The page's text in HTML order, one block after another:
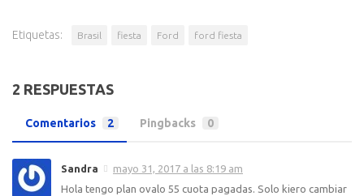
Etiquetas: Brasil fiesta Ford ford fiesta
2 RESPUESTAS
Comentarios 2 Pingbacks 0
Sandra
mayo 31, 2017 a las 8:19 am
Hola tengo plan ovalo 55 cuota pagadas. Solo kiero cambiar